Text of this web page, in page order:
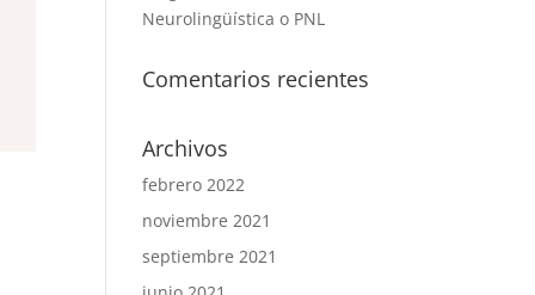
Neurolingüística o PNL
Comentarios recientes
Archivos
febrero 2022
noviembre 2021
septiembre 2021